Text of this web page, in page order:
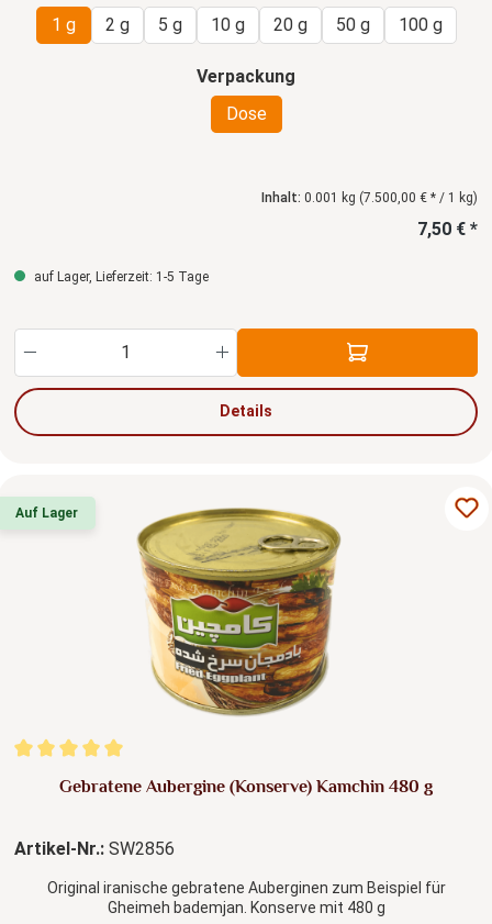
1 g
2 g 5 g 10 g 20 g 50 g 100 g
Verpackung
Dose
Inhalt: 0.001 kg (7.500,00 € * / 1 kg)
7,50 € *
auf Lager, Lieferzeit: 1-5 Tage
Produkt Anzahl: Gib den gewünschten Wert
Details
Auf Lager
Durchschnittliche Bewertung von 5 von 5 Sternen
Gebratene Aubergine (Konserve) Kamchin 480 g
Artikel-Nr.: SW2856
Original iranische gebratene Auberginen zum Beispiel für
Gheimeh bademjan. Konserve mit 480 g